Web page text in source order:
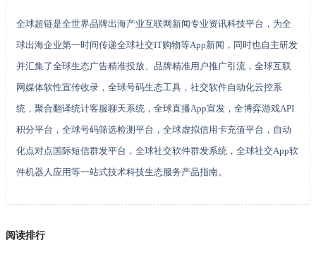
全球超链是全世界品牌出海产业互联网新闻专业资讯科技平台，为全
球出海企业第一时间传递全球社交IT购物等App新闻，同时也自主研发
并汇集了全球生态广告精准投放、品牌精准用户推广引流，全球互联
网媒体软性宣传收录，全球号码生态工具，社交软件自动化云控系
统，聚合翻译统计客服聊天系统，全球直播App宣发，全博弈游戏API
积分平台，全球号码筛选检测平台，全球虚拟信用卡充值平台，自动
化点对点国际短信群发平台，全球社交软件群发系统，全球社交App软
件机器人应用等一站式技术科技生态服务产品指南。
阅读排行